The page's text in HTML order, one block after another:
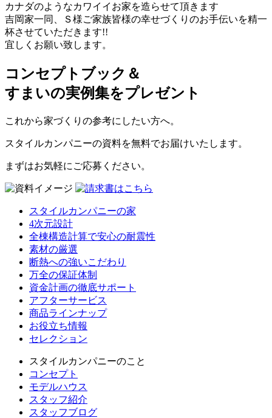
カナダのようなカワイイお家を造らせて頂きます
吉岡家一同、Ｓ様ご家族皆様の幸せづくりのお手伝いを精一
杯させていただきます!!
宜しくお願い致します。
コンセプトブック＆
すまいの実例集をプレゼント
これから家づくりの参考にしたい方へ。
スタイルカンパニーの資料を無料でお届けいたします。
まずはお気軽にご応募ください。
スタイルカンパニーの家
4次元設計
全棟構造計算で安心の耐震性
素材の厳選
断熱への強いこだわり
万全の保証体制
資金計画の徹底サポート
アフターサービス
商品ラインナップ
お役立ち情報
セレクション
スタイルカンパニーのこと
コンセプト
モデルハウス
スタッフ紹介
スタッフブログ